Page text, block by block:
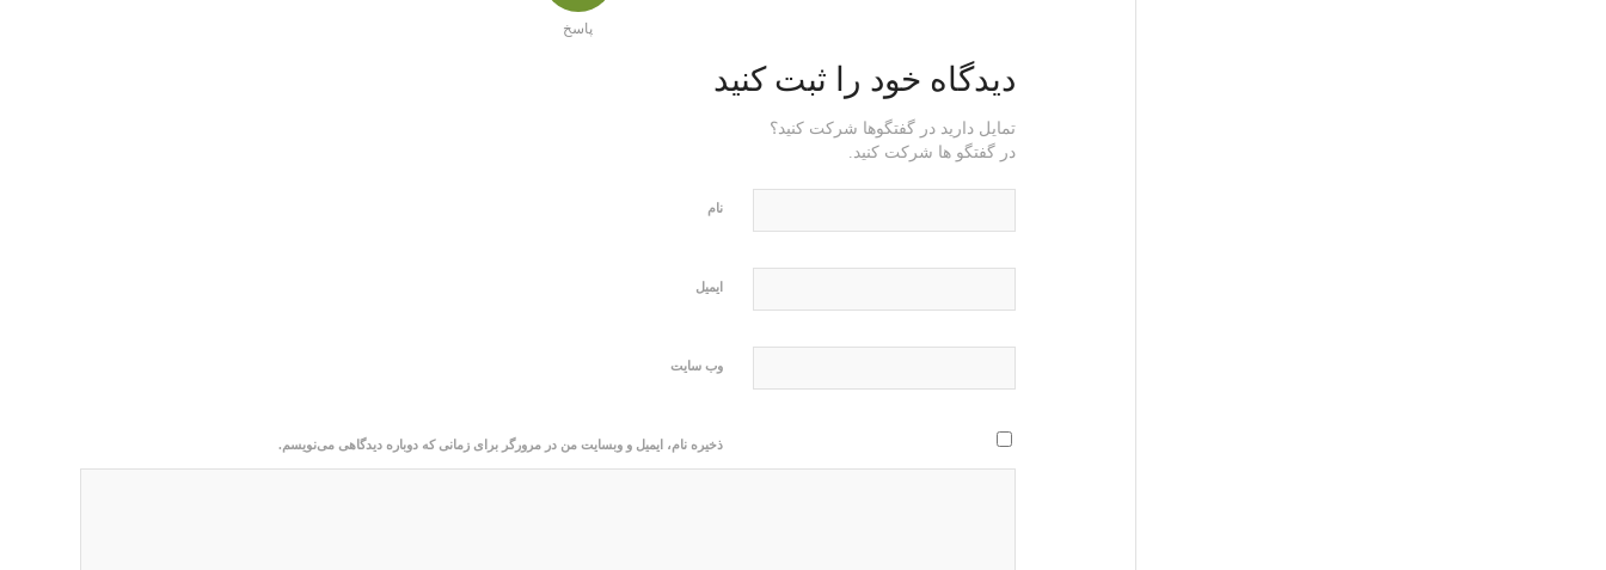
پاسخ
دیدگاه خود را ثبت کنید
تمایل دارید در گفتگوها شرکت کنید؟
در گفتگو ها شرکت کنید.
نام
ایمیل
وب‌ سایت
ذخیره نام، ایمیل و وبسایت من در مرورگر برای زمانی که دوباره دیدگاهی می‌نویسم.